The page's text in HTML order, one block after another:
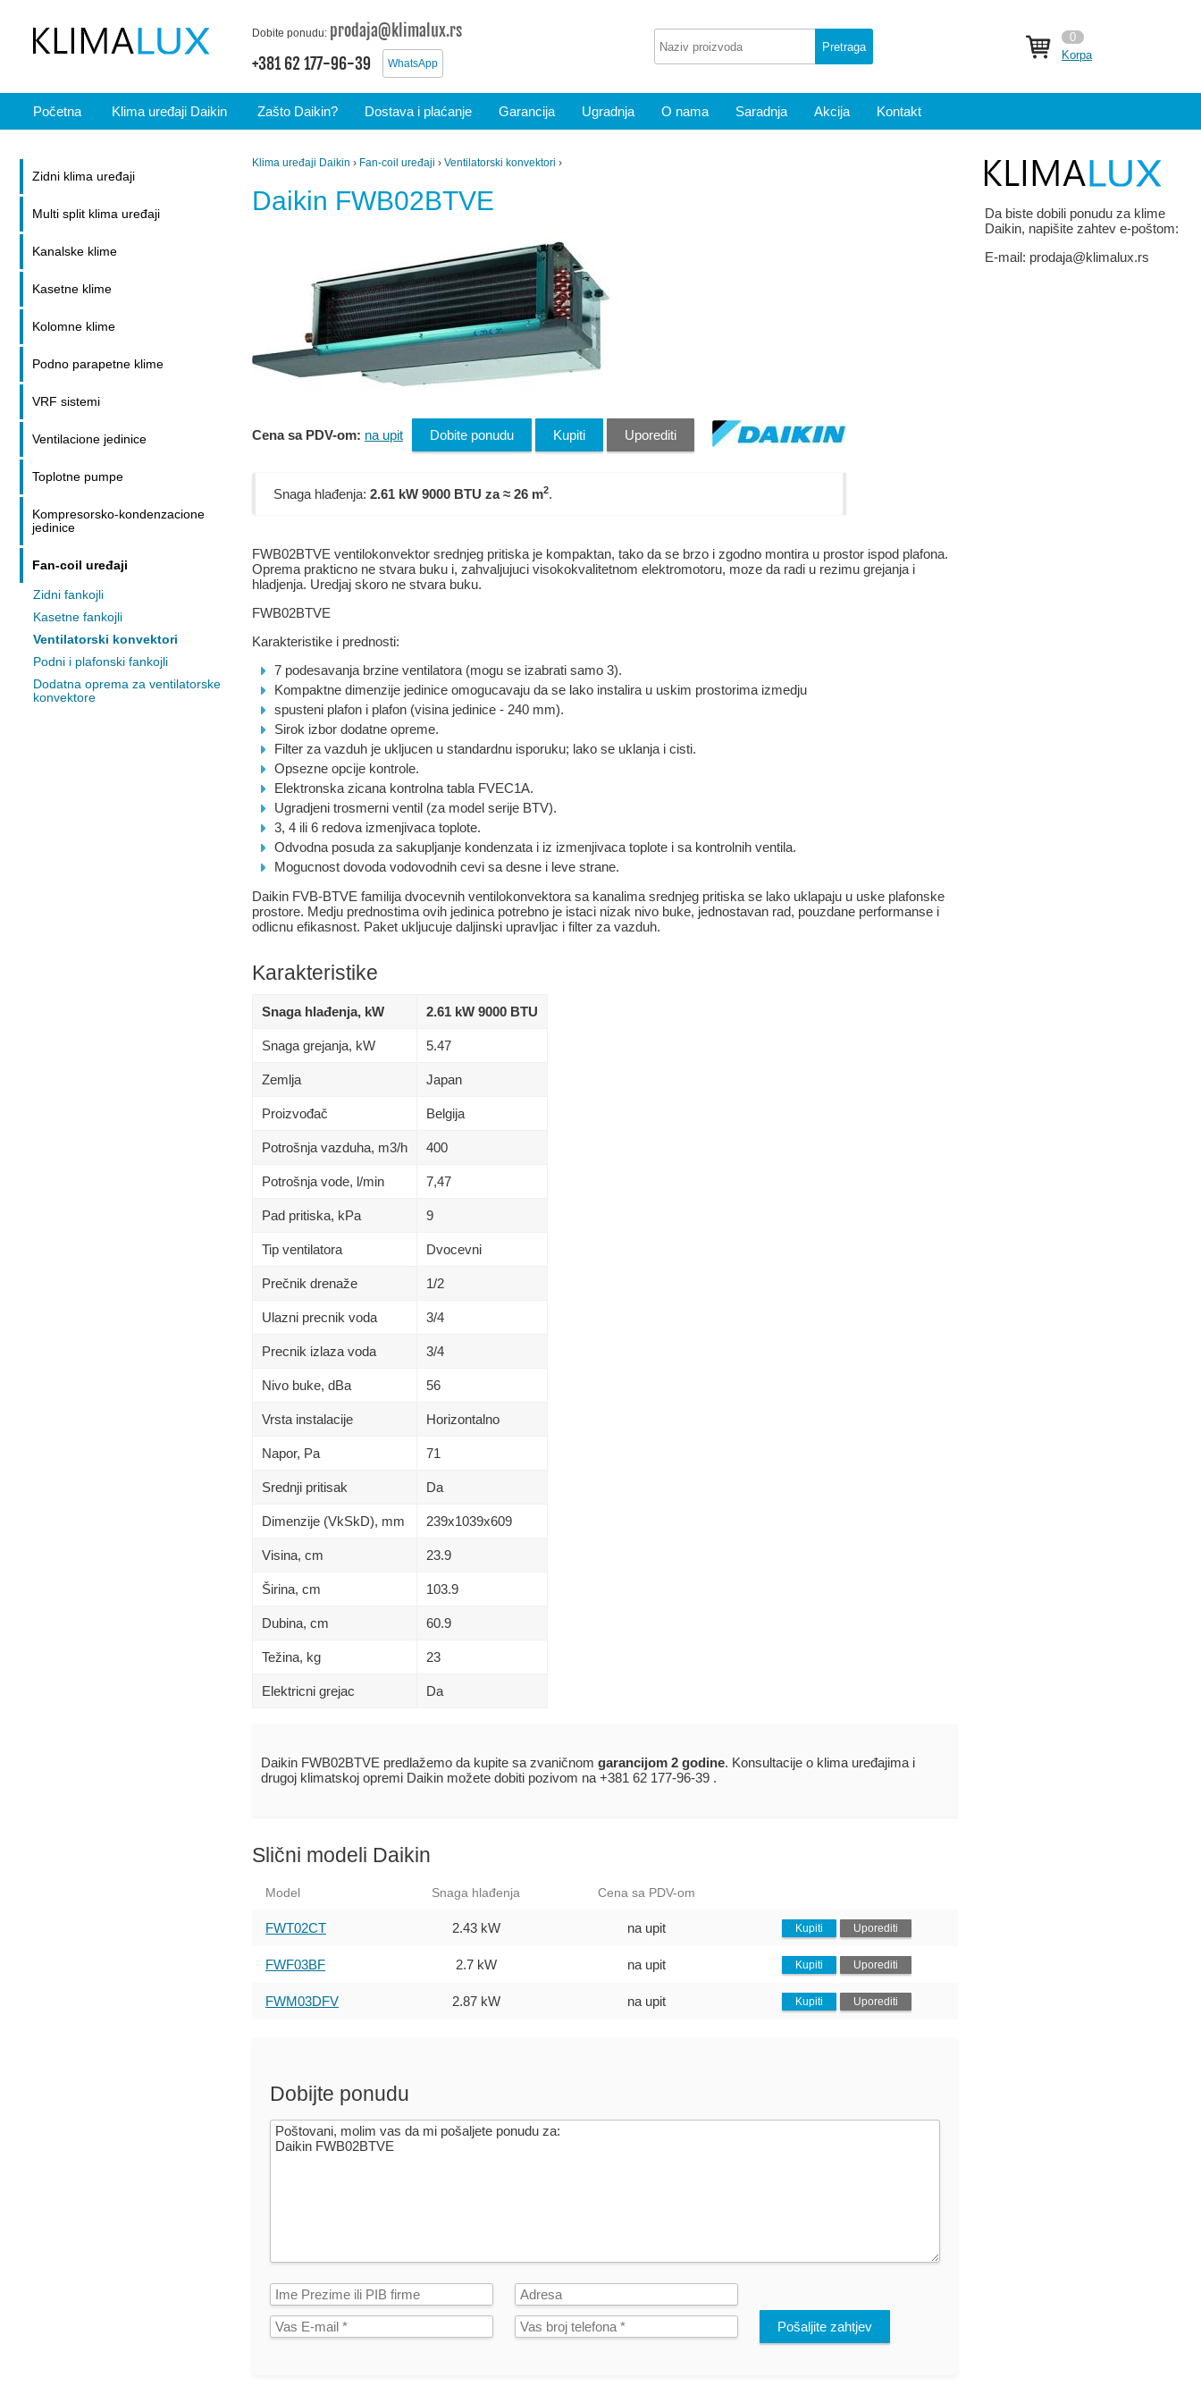
Dobite ponudu: prodaja@klimalux.rs
+381 62 177-96-39
WhatsApp
Pretraga
0
Korpa
Početna Klima uređaji Daikin Zašto Daikin? Dostava i plaćanje Garancija Ugradnja O nama Saradnja Akcija Kontakt
Klima uređaji Daikin › Fan-coil uređaji › Ventilatorski konvektori ›
Daikin FWB02BTVE
Cena sa PDV-om: na upit Dobite ponudu Kupiti Uporediti
Snaga hlađenja: 2.61 kW 9000 BTU za ≈ 26 m2.
FWB02BTVE ventilokonvektor srednjeg pritiska je kompaktan, tako da se brzo i zgodno montira u prostor ispod plafona.
Oprema prakticno ne stvara buku i, zahvaljujuci visokokvalitetnom elektromotoru, moze da radi u rezimu grejanja i
hladjenja. Uredjaj skoro ne stvara buku.
FWB02BTVE
Karakteristike i prednosti:
7 podesavanja brzine ventilatora (mogu se izabrati samo 3).
Kompaktne dimenzije jedinice omogucavaju da se lako instalira u uskim prostorima izmedju
spusteni plafon i plafon (visina jedinice - 240 mm).
Sirok izbor dodatne opreme.
Filter za vazduh je ukljucen u standardnu isporuku; lako se uklanja i cisti.
Opsezne opcije kontrole.
Elektronska zicana kontrolna tabla FVEC1A.
Ugradjeni trosmerni ventil (za model serije BTV).
3, 4 ili 6 redova izmenjivaca toplote.
Odvodna posuda za sakupljanje kondenzata i iz izmenjivaca toplote i sa kontrolnih ventila.
Mogucnost dovoda vodovodnih cevi sa desne i leve strane.
Daikin FVB-BTVE familija dvocevnih ventilokonvektora sa kanalima srednjeg pritiska se lako uklapaju u uske plafonske
prostore. Medju prednostima ovih jedinica potrebno je istaci nizak nivo buke, jednostavan rad, pouzdane performanse i
odlicnu efikasnost. Paket ukljucuje daljinski upravljac i filter za vazduh.
Karakteristike
Snaga hlađenja, kW 2.61 kW 9000 BTU
Snaga grejanja, kW 5.47
Zemlja Japan
Proizvođač Belgija
Potrošnja vazduha, m3/h 400
Potrošnja vode, l/min 7,47
Pad pritiska, kPa 9
Tip ventilatora Dvocevni
Prečnik drenaže 1/2
Ulazni precnik voda 3/4
Precnik izlaza voda 3/4
Nivo buke, dBa 56
Vrsta instalacije Horizontalno
Napor, Pa 71
Srednji pritisak Da
Dimenzije (VkSkD), mm 239x1039x609
Visina, сm 23.9
Širina, сm 103.9
Dubina, сm 60.9
Težina, kg 23
Elektricni grejac Da
Daikin FWB02BTVE predlažemo da kupite sa zvaničnom garancijom 2 godine. Konsultacije o klima uređajima i
drugoj klimatskoj opremi Daikin možete dobiti pozivom na +381 62 177-96-39 .
Slični modeli Daikin
Model Snaga hlađenja Cena sa PDV-om
FWT02CT 2.43 kW na upit Kupiti Uporediti
FWF03BF 2.7 kW na upit Kupiti Uporediti
FWM03DFV 2.87 kW na upit Kupiti Uporediti
Dobijte ponudu
Pošaljite zahtjev
Zidni klima uređaji
Multi split klima uređaji
Kanalske klime
Kasetne klime
Kolomne klime
Podno parapetne klime
VRF sistemi
Ventilacione jedinice
Toplotne pumpe
Kompresorsko-kondenzacione
jedinice
Fan-coil uređaji
Zidni fankojli
Kasetne fankojli
Ventilatorski konvektori
Podni i plafonski fankojli
Dodatna oprema za ventilatorske
konvektore
Da biste dobili ponudu za klime
Daikin, napišite zahtev e-poštom:
E-mail: prodaja@klimalux.rs